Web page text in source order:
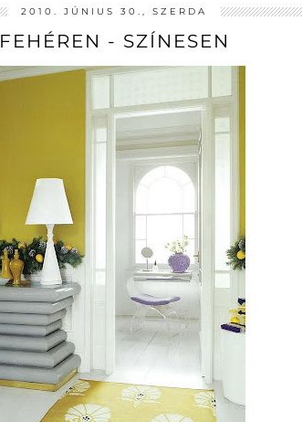
2010. JÚNIUS 30., SZERDA
FEHÉREN - SZÍNESEN